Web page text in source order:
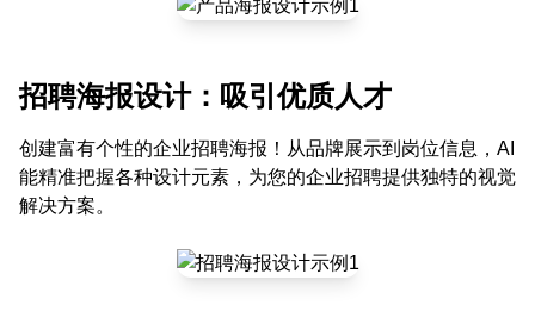
招聘海报设计：吸引优质人才
创建富有个性的企业招聘海报！从品牌展示到岗位信息，AI
能精准把握各种设计元素，为您的企业招聘提供独特的视觉
解决方案。